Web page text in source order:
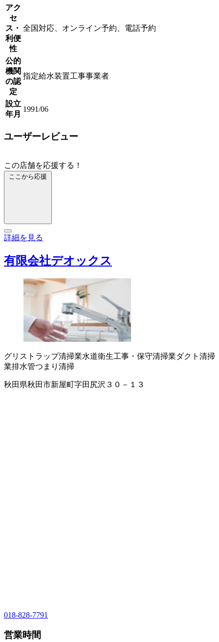
アク
セ
ス・
利便
性
全国対応、オンライン予約、電話予約
公的
機関
の認
定
指定給水装置工事事業者
設立
年月
1991/06
ユーザーレビュー
この店舗を応援する！
ここから応援
詳細を見る
有限会社デオックス
グリストラップ清掃業水道衛生工事・保守清掃業ダクト清掃
業排水管つまり清掃
秋田県秋田市新屋町字田尻沢３０－１３
018-828-7791
営業時間